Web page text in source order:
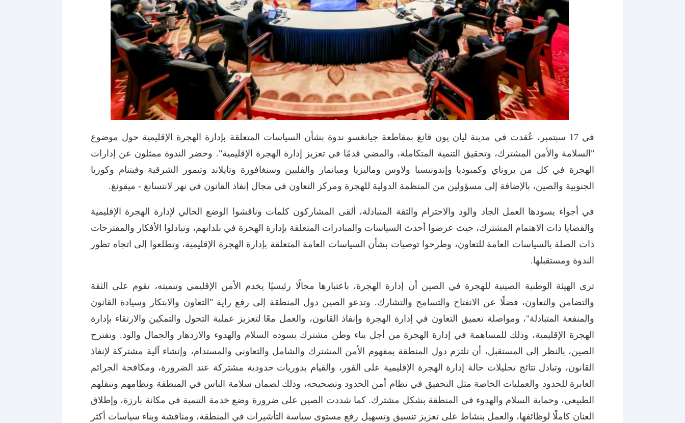
في 17 سبتمبر، عُقدت في مدينة ليان يون قانغ بمقاطعة جيانغسو ندوة بشأن السياسات المتعلقة بإدارة الهجرة الإقليمية حول موضوع
"السلامة والأمن المشترك، وتحقيق التنمية المتكاملة، والمضي قدمًا في تعزيز إدارة الهجرة الإقليمية". وحضر الندوة ممثلون عن إدارات
الهجرة في كل من بروناي وكمبوديا وإندونيسيا ولاوس وماليزيا وميانمار والفلبين وسنغافورة وتايلاند وتيمور الشرقية وفيتنام وكوريا
الجنوبية والصين، بالإضافة إلى مسؤولين من المنظمة الدولية للهجرة ومركز التعاون في مجال إنفاذ القانون في نهر لانتسانغ - ميقونغ.
في أجواء يسودها العمل الجاد والود والاحترام والثقة المتبادلة، ألقى المشاركون كلمات وناقشوا الوضع الحالي لإدارة الهجرة الإقليمية
والقضايا ذات الاهتمام المشترك، حيث عرضوا أحدث السياسات والمبادرات المتعلقة بإدارة الهجرة في بلدانهم، وتبادلوا الأفكار والمقترحات
ذات الصلة بالسياسات العامة للتعاون، وطرحوا توصيات بشأن السياسات العامة المتعلقة بإدارة الهجرة الإقليمية، وتطلعوا إلى اتجاه تطور
الندوة ومستقبلها.
ترى الهيئة الوطنية الصينية للهجرة في الصين أن إدارة الهجرة، باعتبارها مجالًا رئيسيًا يخدم الأمن الإقليمي وتنميته، تقوم على الثقة
والتضامن والتعاون، فضلًا عن الانفتاح والتسامح والتشارك. وتدعو الصين دول المنطقة إلى رفع راية "التعاون والابتكار وسيادة القانون
والمنفعة المتبادلة"، ومواصلة تعميق التعاون في إدارة الهجرة وإنفاذ القانون، والعمل معًا لتعزيز عملية التحول والتمكين والارتقاء بإدارة
الهجرة الإقليمية، وذلك للمساهمة في إدارة الهجرة من أجل بناء وطن مشترك يسوده السلام والهدوء والازدهار والجمال والود. وتقترح
الصين، بالنظر إلى المستقبل، أن تلتزم دول المنطقة بمفهوم الأمن المشترك والشامل والتعاوني والمستدام، وإنشاء آلية مشتركة لإنفاذ
القانون، وتبادل نتائج تحليلات حالة إدارة الهجرة الإقليمية على الفور، والقيام بدوريات حدودية مشتركة عند الضرورة، ومكافحة الجرائم
العابرة للحدود والعمليات الخاصة مثل التحقيق في نظام أمن الحدود وتصحيحه، وذلك لضمان سلامة الناس في المنطقة ونظامهم وتنقلهم
الطبيعي، وحماية السلام والهدوء في المنطقة بشكل مشترك. كما شددت الصين على ضرورة وضع خدمة التنمية في مكانة بارزة، وإطلاق
العنان كاملًا لوظائفها، والعمل بنشاط على تعزيز تنسيق وتسهيل رفع مستوى سياسة التأشيرات في المنطقة، ومناقشة وبناء سياسات أكثر